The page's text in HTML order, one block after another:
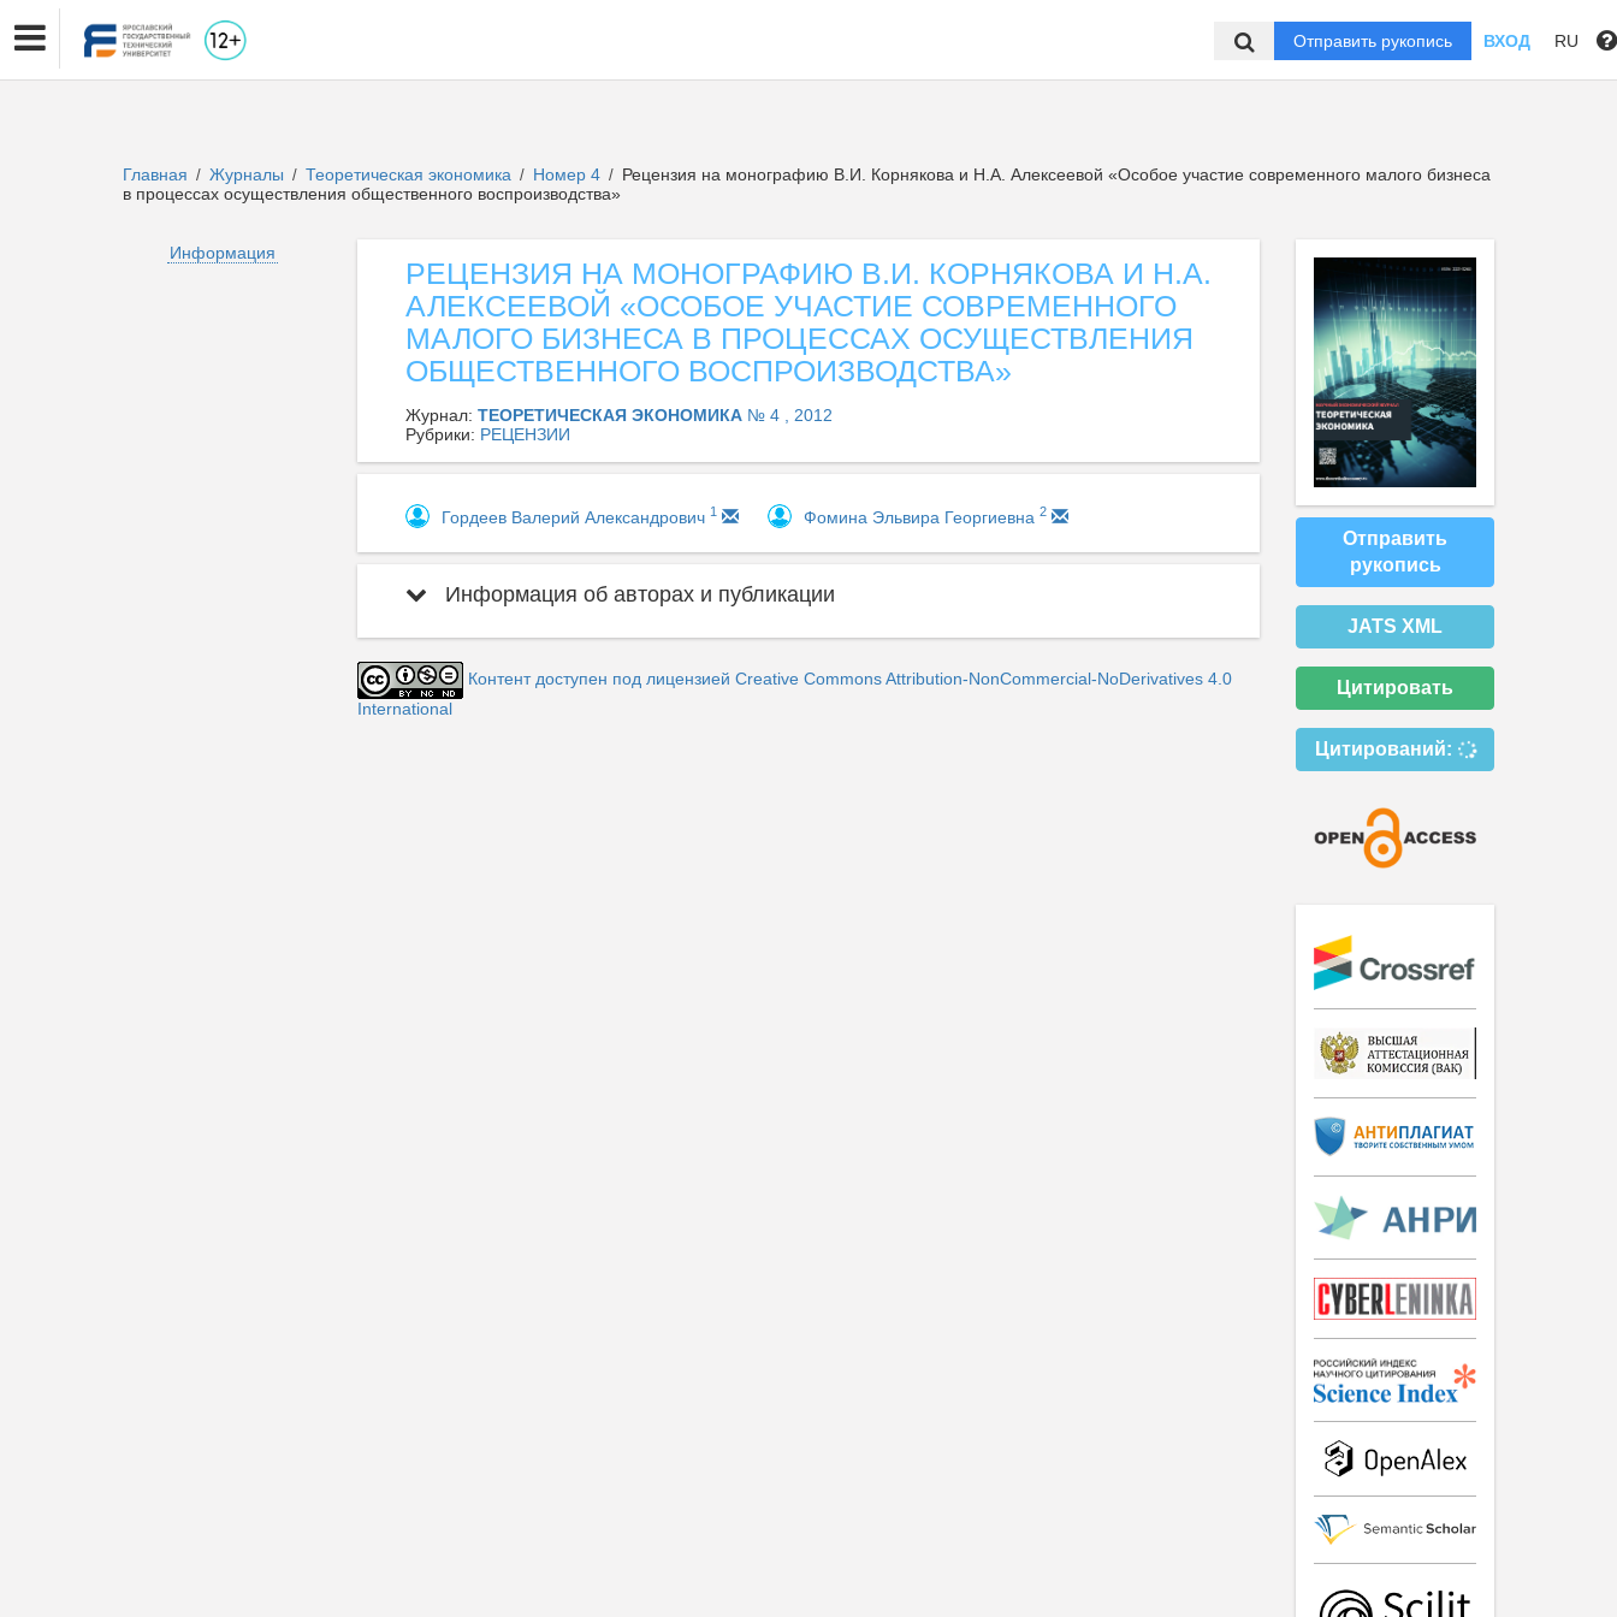
Отправить рукопись ВХОД RU
Главная / Журналы / Теоретическая экономика / Номер 4 / Рецензия на монографию В.И. Корнякова и Н.А. Алексеевой «Особое участие современного малого бизнеса
в процессах осуществления общественного воспроизводства»
Информация
РЕЦЕНЗИЯ НА МОНОГРАФИЮ В.И. КОРНЯКОВА И Н.А.
АЛЕКСЕЕВОЙ «ОСОБОЕ УЧАСТИЕ СОВРЕМЕННОГО
МАЛОГО БИЗНЕСА В ПРОЦЕССАХ ОСУЩЕСТВЛЕНИЯ
ОБЩЕСТВЕННОГО ВОСПРОИЗВОДСТВА»
Журнал: ТЕОРЕТИЧЕСКАЯ ЭКОНОМИКА № 4 , 2012
Рубрики: РЕЦЕНЗИИ
Гордеев Валерий Александрович 1 Фомина Эльвира Георгиевна 2
Информация об авторах и публикации
Контент доступен под лицензией Creative Commons Attribution-NonCommercial-NoDerivatives 4.0
International
Отправить
рукопись
JATS XML
Цитировать
Цитирований: